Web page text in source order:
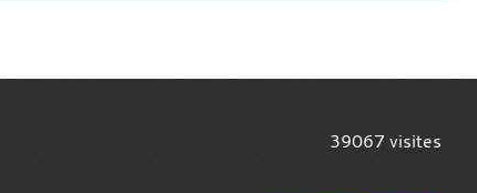
39067visites